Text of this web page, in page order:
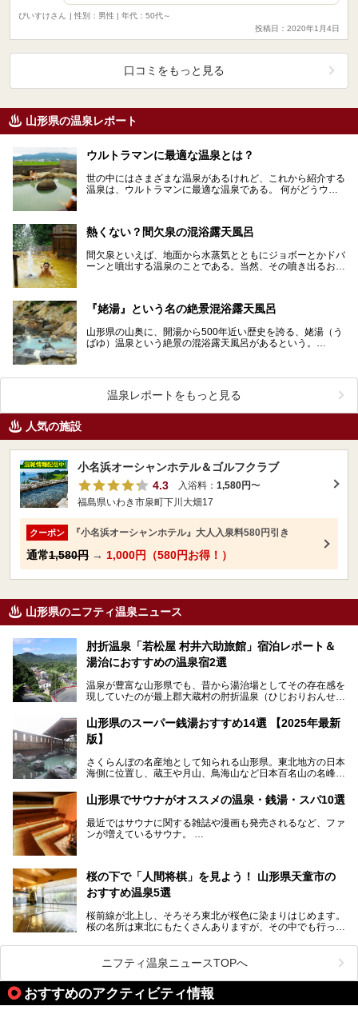
ぴいすけさん
| 性別：男性 | 年代：50代～
投稿日：2020年1月4日
口コミをもっと見る
山形県の温泉レポート
ウルトラマンに最適な温泉とは？
世の中にはさまざまな温泉があるけれど、これから紹介する
温泉は、ウルトラマンに最適な温泉である。 何がどうウル
熱くない？間欠泉の混浴露天風呂
間欠泉といえば、地面から水蒸気とともにジョボーとかドバ
ーンと噴出する温泉のことである。当然、その噴き出るお湯
『姥湯』という名の絶景混浴露天風呂
山形県の山奥に、開湯から500年近い歴史を誇る、姥湯（う
ばゆ）温泉という絶景の混浴露天風呂があるという。
温泉レポートをもっと見る
人気の施設
小名浜オーシャンホテル＆ゴルフクラブ
4.3
入浴料： 1,580円〜
福島県いわき市泉町下川大畑17
クーポン 『小名浜オーシャンホテル』大人入泉料580円引き
通常1,580円 → 1,000円（580円お得！）
山形県のニフティ温泉ニュース
肘折温泉「若松屋 村井六助旅館」宿泊レポート＆
湯治におすすめの温泉宿2選
温泉が豊富な山形県でも、昔から湯治場としてその存在感を
現していたのが最上郡大蔵村の肘折温泉（ひじおりおんせ
今回はその肘折温泉の「若松屋 村井六助旅館」に宿泊した
体験レポートとおすすめの温泉宿を2軒ご紹介します。
鄙びた風情があり、源泉掛け流しの旅館も多い肘折温泉は、
す。
山形県のスーパー銭湯おすすめ14選 【2025年最新
版】
さくらんぼの名産地として知られる山形県。東北地方の日本
海側に位置し、蔵王や月山、鳥海山など日本百名山の名峰や
の細道」全行程の1/3にあたる期間を山形県で過ごしたとい
われることからも、山形の深い魅力がうかがえます。
山形県はまた、県内全域に多様な温泉があり、35ある市町
村のすべてで温泉が湧いているという温泉県。そんな山形県
でぜひチェックしたいスーパー銭湯をご紹介します。
山形県でサウナがオススメの温泉・銭湯・スパ10選
最近ではサウナに関する雑誌や漫画も発売されるなど、ファ
ンが増えているサウナ。
こだわりを持つ施設も増えています。
今回はそんな今話題のサウナが楽しめる、山形県内にあるオ
ススメ温泉・銭湯・スパを10件まとめてご紹介します。
桜の下で「人間将棋」を見よう！ 山形県天童市の
おすすめ温泉5選
桜前線が北上し、そろそろ東北が桜色に染まりはじめます。
桜の名所は東北にもたくさんありますが、その中でも行って
舞鶴山の山頂まで軽いハイキングの気分で登れば、そこでは
なんと「人間将棋」が行われているのです！
「人間将棋」とは昭和31年から毎年春に山形県天童市で行
われている一大イベントで、甲冑や着物姿の武者に扮した人
ニフティ温泉ニュースTOPへ
おすすめのアクティビティ情報